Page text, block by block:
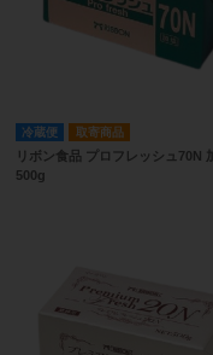
冷蔵便 取寄商品
リボン食品 プロフレッシュ70N
500g